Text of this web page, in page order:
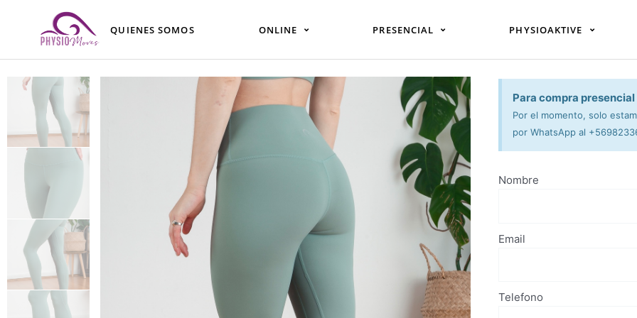
contenido
QUIENES SOMOS ONLINE PRESENCIAL PHYSIOAKTIVE
Para compra presencial
Por el momento, solo
por WhatsApp al
Nombre
Email
Telefono